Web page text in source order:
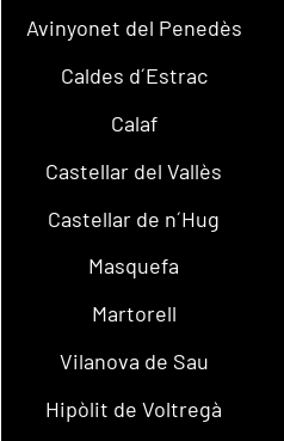
Avinyonet del Penedès
Caldes d´Estrac
Calaf
Castellar del Vallès
Castellar de n´Hug
Masquefa
Martorell
Vilanova de Sau
Hipòlit de Voltregà